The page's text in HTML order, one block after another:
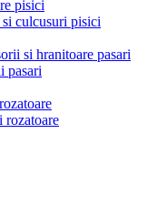
pisici
culcusuri pisici
si hranitoare pasari
pasari
rozatoare